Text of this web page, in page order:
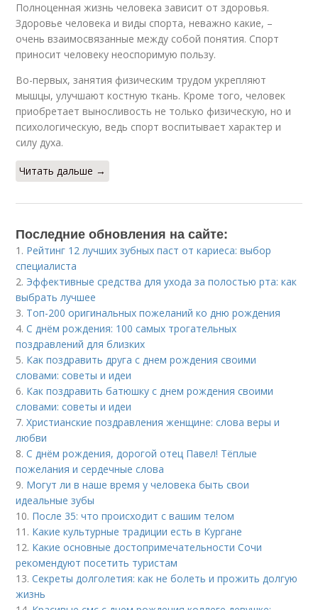
Полноценная жизнь человека зависит от здоровья.
Здоровье человека и виды спорта, неважно какие, –
очень взаимосвязанные между собой понятия. Спорт
приносит человеку неоспоримую пользу.
Во-первых, занятия физическим трудом укрепляют
мышцы, улучшают костную ткань. Кроме того, человек
приобретает выносливость не только физическую, но и
психологическую, ведь спорт воспитывает характер и
силу духа.
Читать дальше →
Последние обновления на сайте:
1. Рейтинг 12 лучших зубных паст от кариеса: выбор
специалиста
2. Эффективные средства для ухода за полостью рта: как
выбрать лучшее
3. Топ-200 оригинальных пожеланий ко дню рождения
4.С днём рождения: 100 самых трогательных
поздравлений для близких
5. Как поздравить друга с днем рождения своими
словами: советы и идеи
6. Как поздравить батюшку с днем рождения своими
словами: советы и идеи
7.Христианские поздравления женщине: слова веры и
любви
8.С днём рождения, дорогой отец Павел! Тёплые
пожелания и сердечные слова
9. Могут ли в наше время у человека быть свои
идеальные зубы
10. После 35: что происходит с вашим телом
11. Какие культурные традиции есть в Кургане
12. Какие основные достопримечательности Сочи
рекомендуют посетить туристам
13.Секреты долголетия: как не болеть и прожить долгую
жизнь